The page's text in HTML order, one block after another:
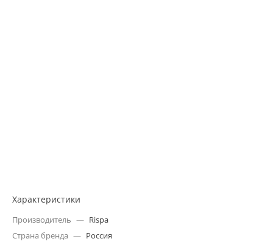
Характеристики
Производитель — Rispa
Страна бренда — Россия